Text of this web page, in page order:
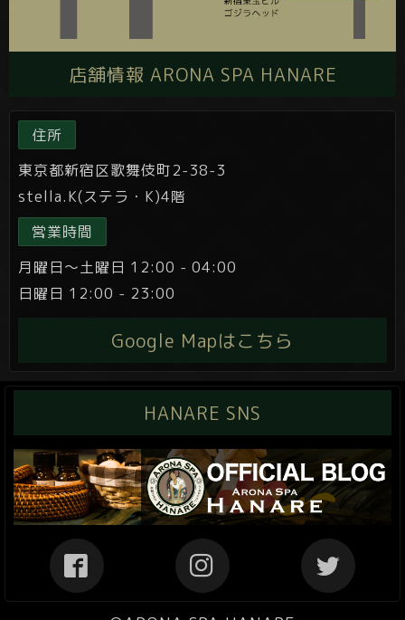
店舗情報 ARONA SPA HANARE
住所
東京都新宿区歌舞伎町2-38-3
stella.K(ステラ・K)4階
営業時間
月曜日～土曜日 12:00 - 04:00
日曜日 12:00 - 23:00
Google Mapはこちら
HANARE SNS